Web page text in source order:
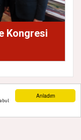
Anladım
Kongresi